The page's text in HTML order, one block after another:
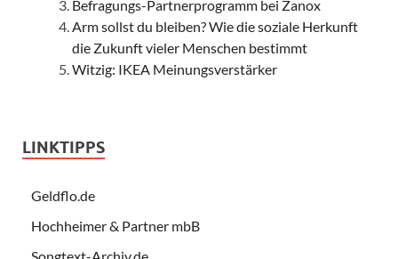
Befragungs-Partnerprogramm bei Zanox
Arm sollst du bleiben? Wie die soziale Herkunft
die Zukunft vieler Menschen bestimmt
Witzig: IKEA Meinungsverstärker
LINKTIPPS
Geldflo.de
Hochheimer & Partner mbB